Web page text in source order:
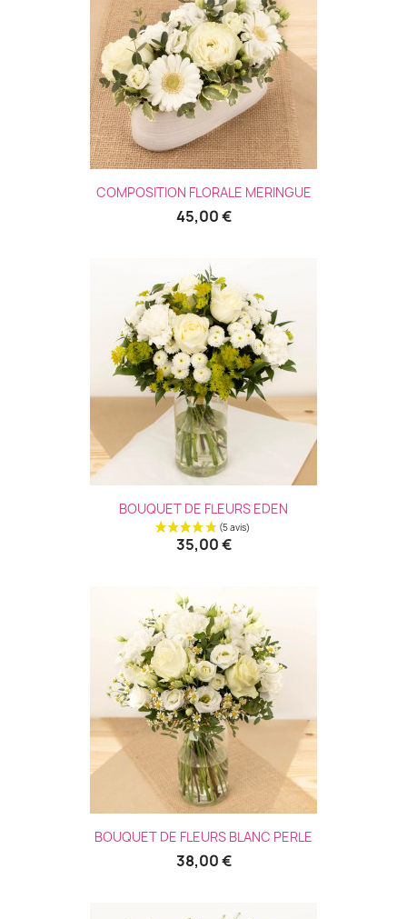
COMPOSITION FLORALE MERINGUE
45,00 €
BOUQUET DE FLEURS EDEN
35,00 €
BOUQUET DE FLEURS BLANC PERLE
38,00 €